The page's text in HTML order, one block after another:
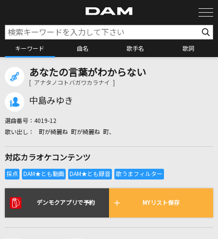
キーワード 曲名 歌手名 歌詞
カラオケ検索
全国りれき
リアルタイムで歌われている曲の一覧
あなたの言葉がわからない
[ アナタノコトバガワカラナイ ]
中島みゆき
選曲番号： 4019-12
町が綺麗ね 町が綺麗ね 町、
対応カラオケコンテンツ
デンモクアプリで予約 MYリスト保存